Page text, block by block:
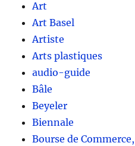
Art
Art Basel
Artiste
Arts plastiques
audio-guide
Bâle
Beyeler
Biennale
Bourse de